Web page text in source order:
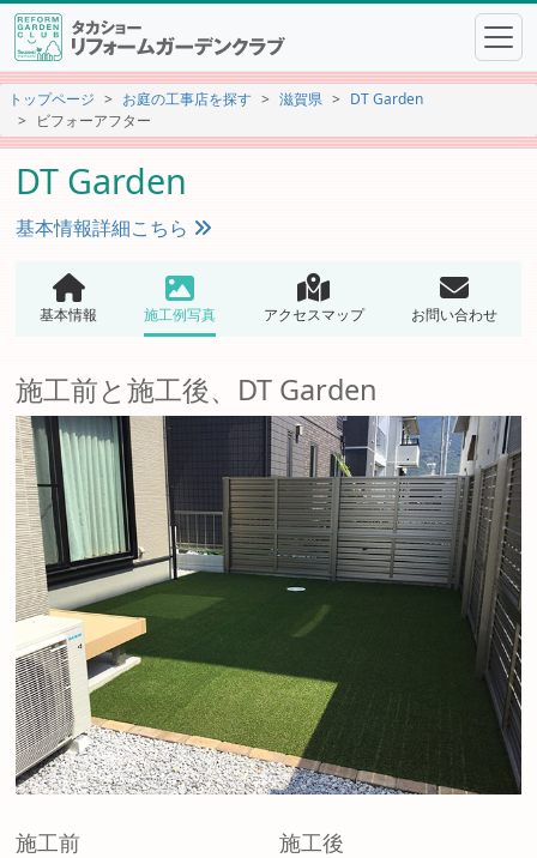
トップページ お庭の工事店を探す 滋賀県
DT Garden
ビフォーアフター
DT Garden
基本情報詳細こちら
基本情報 施工例写真 アクセスマップ お問い合わせ
施工前と施工後、DT Garden
施工前 施工後